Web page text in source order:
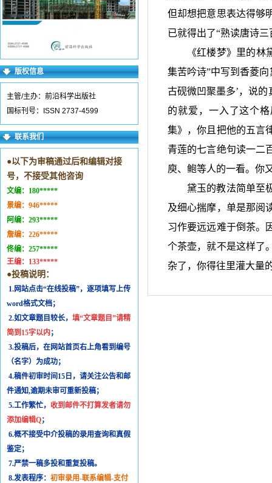
版权信息
主管/主办：前沿科学出版社
国标刊号：ISSN 2737-4599
联系我们
●以下为审稿通过后和编辑对接
号，不接受其他咨询
文编： 180*****
景编： 946*****
阿编： 293*****
詹编： 226*****
佟编： 257*****
王编： 133*****
●投稿说明：
1.网站点击“在线投稿”，逐项填写上传
word格式文档；
2.如文章题目较长， 填“文章题目”请精
简到15字以内 ；
3.投稿后，在网站首页右上角看到编号
（名字）为成功；
4.稿件初审时间15日，请关注公告和邮
件通知,逾期未审可重新投稿；
5.工作繁忙， 收到邮件不打算发者请勿
添加编辑Q；
6.概不接受中介投稿的录用查询和真假
鉴定；
7.严禁一稿多投和重复投稿。
8.发表程序： 初审录用-联系编辑-支付
但却想把意思表达得够
已就得出了“熟读唐诗
《红楼梦》里的
集苦吟诗”中写到香菱
古砚微凹聚墨多’，说的
的就爱，一入了这个
集》，你且把他的五言
青莲的七言绝句读一二
庾、鲍等人的一看。你
黛玉的教法简单至
及细心揣摩，单是那阅
习作要远远难于倒茶。
个茶壶，就不是这样了
杂了，你得往里灌大量